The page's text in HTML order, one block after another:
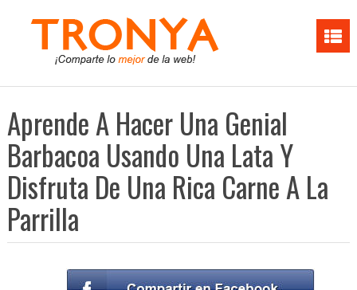
Aprende A Hacer Una Genial
Barbacoa Usando Una Lata Y
Disfruta De Una Rica Carne A La
Parrilla